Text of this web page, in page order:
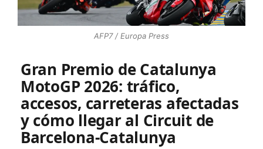
AFP7 / Europa Press
Gran Premio de Catalunya
MotoGP 2026: tráfico,
accesos, carreteras afectadas
y cómo llegar al Circuit de
Barcelona-Catalunya